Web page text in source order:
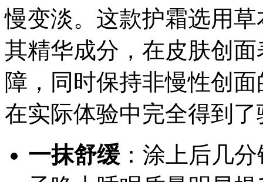
慢变淡。这款护霜选用
其精华成分，在皮肤创
障，同时保持非慢性创
在实际体验中完全得到了
一抹舒缓 ：涂上后几